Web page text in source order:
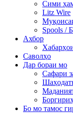
Сими
Litz Wire
Spools /
Ахбор
Саволҳо
Дар бораи мо
Сафари
Бо мо тамос